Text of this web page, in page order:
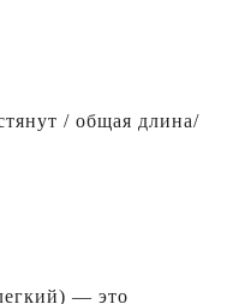
/ общая длина/
— это